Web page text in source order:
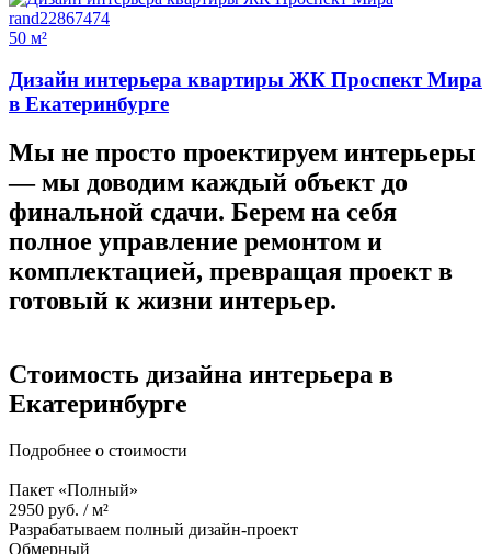
50 м²
Дизайн интерьера квартиры ЖК Проспект Мира
в Екатеринбурге
Мы не просто проектируем интерьеры
—мы доводим каждый объект до
финальной сдачи. Берем на себя
полное управление ремонтом и
комплектацией, превращая проект в
готовый к жизни интерьер.
Стоимость дизайна интерьера в
Екатеринбурге
Подробнее о стоимости
Пакет «Полный»
2950 руб. /м²
Разрабатываем полный дизайн-проект
Обмерный